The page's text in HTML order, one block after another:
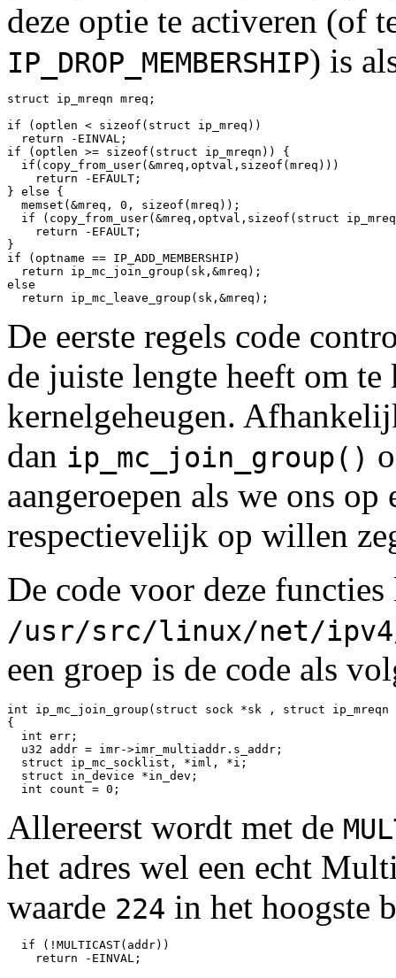
deze optie te activeren (of
IP_DROP_MEMBERSHIP) is
struct ip_mreqn mreq;
if (optlen < sizeof(struct ip_mreq))
  return -EINVAL;
if (optlen >= sizeof(struct ip_mreqn)) {
  if(copy_from_user(&mreq,optval,sizeof(mreq)))
    return -EFAULT;
} else {
  memset(&mreq, 0, sizeof(mreq));
if (copy_from_user(&mreq,optval,sizeof(struct
    return -EFAULT;
}
if (optname == IP_ADD_MEMBERSHIP)
  return ip_mc_join_group(sk,&mreq);
else
De eerste regels code
de juiste lengte heeft om
kernelgeheugen.
dan ip_mc_join_group()
aangeroepen als we ons
respectievelijk op willen
De code voor deze
/usr/src/linux/net/
een groep is de code als
int ip_mc_join_group(struct sock *sk , struct ip_mreqn
{
  int err;
  u32 addr = imr->imr_multiaddr.s_addr;
  struct ip_mc_socklist, *iml, *i;
  struct in_device *in_dev;
Allereerst wordt met de
het adres wel een echt
waarde 224 in het hoogste
  if (!MULTICAST(addr))
    return -EINVAL;